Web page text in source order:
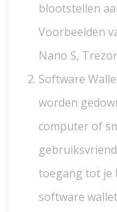
blootstellen
Voorbeelden
Nano S,
Software
worden
computer of
toegang tot je
software